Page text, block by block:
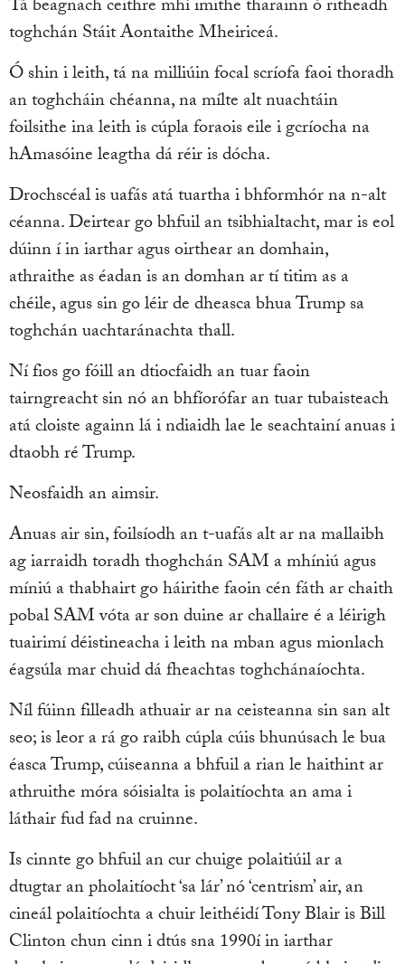
Tá beagnach ceithre mhí imithe tharainn ó ritheadh
toghchán Stáit Aontaithe Mheiriceá.
Ó shin i leith, tá na milliúin focal scríofa faoi thoradh
an toghcháin chéanna, na mílte alt nuachtáin
foilsithe ina leith is cúpla foraois eile i gcríocha na
hAmasóine leagtha dá réir is dócha.
Drochscéal is uafás atá tuartha i bhformhór na n-alt
céanna. Deirtear go bhfuil an tsibhialtacht, mar is eol
dúinn í in iarthar agus oirthear an domhain,
athraithe as éadan is an domhan ar tí titim as a
chéile, agus sin go léir de dheasca bhua Trump sa
toghchán uachtaránachta thall.
Ní fios go fóill an dtiocfaidh an tuar faoin
tairngreacht sin nó an bhfíorófar an tuar tubaisteach
atá cloiste againn lá i ndiaidh lae le seachtainí anuas i
dtaobh ré Trump.
Neosfaidh an aimsir.
Anuas air sin, foilsíodh an t-uafás alt ar na mallaibh
ag iarraidh toradh thoghchán SAM a mhíniú agus
míniú a thabhairt go háirithe faoin cén fáth ar chaith
pobal SAM vóta ar son duine ar challaire é a léirigh
tuairimí déistineacha i leith na mban agus mionlach
éagsúla mar chuid dá fheachtas toghchánaíochta.
Níl fúinn filleadh athuair ar na ceisteanna sin san alt
seo; is leor a rá go raibh cúpla cúis bhunúsach le bua
éasca Trump, cúiseanna a bhfuil a rian le haithint ar
athruithe móra sóisialta is polaitíochta an ama i
láthair fud fad na cruinne.
Is cinnte go bhfuil an cur chuige polaitiúil ar a
dtugtar an pholaitíocht ‘sa lár’ nó ‘centrism’ air, an
cineál polaitíochta a chuir leithéidí Tony Blair is Bill
Clinton chun cinn i dtús sna 1990í in iarthar